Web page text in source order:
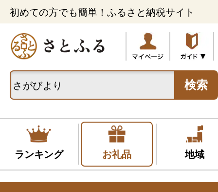
初めての方でも簡単！ふるさと納税サイト
検索
ランキング お礼品 地域